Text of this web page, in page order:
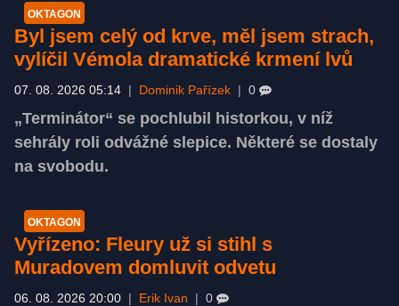
OKTAGON
Byl jsem celý od krve, měl jsem strach,
vylíčil Vémola dramatické krmení lvů
07. 08. 2026 05:14 | Dominik Pařízek | 0
„Terminátor“ se pochlubil historkou, v níž
sehrály roli odvážné slepice. Některé se dostaly
na svobodu.
OKTAGON
Vyřízeno: Fleury už si stihl s
Muradovem domluvit odvetu
06. 08. 2026 20:00 | Erik Ivan | 0